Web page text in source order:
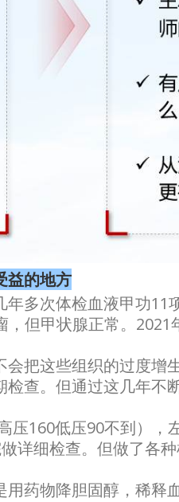
益的地方
多次体检血液甲功11
但甲状腺正常。
把这些组织的过度增
查。但通过这几年不
压160低压90不到）
详细检查。但做了各
药物降胆固醇，稀释血